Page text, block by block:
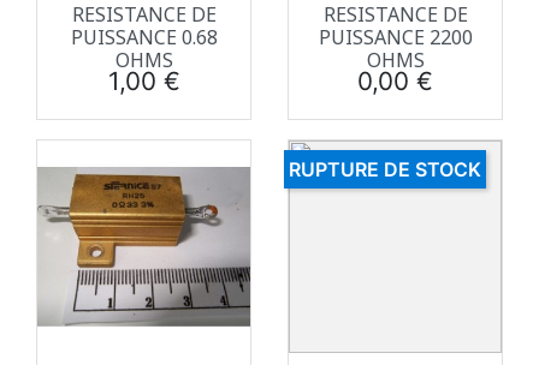
RESISTANCE DE
PUISSANCE 0.68
OHMS
Prix
1,00 €
RESISTANCE DE
PUISSANCE 2200
OHMS
Prix
0,00 €
RUPTURE DE STOCK